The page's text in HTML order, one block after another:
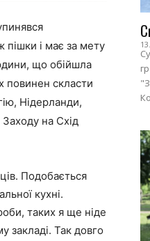
пішки і має за мету
що обійшла
повинен скласти
Нідерланди,
Заходу на Схід
Подобається
кухні.
таких я ще ніде
закладі. Так довго